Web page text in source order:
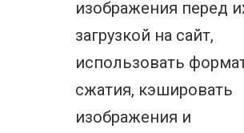
изображения перед
загрузкой на сайт,
использовать
сжатия, кэшировать
изображения и